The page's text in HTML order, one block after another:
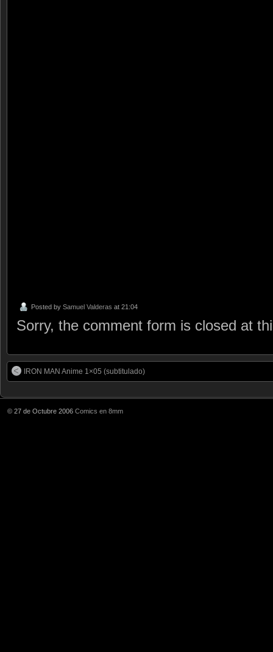
Posted by Samuel Valderas at 21:04
Sorry, the comment form is closed at
IRON MAN Anime 1×05 (subtitulado)
© 27 de Octubre 2006 Comics en 8mm